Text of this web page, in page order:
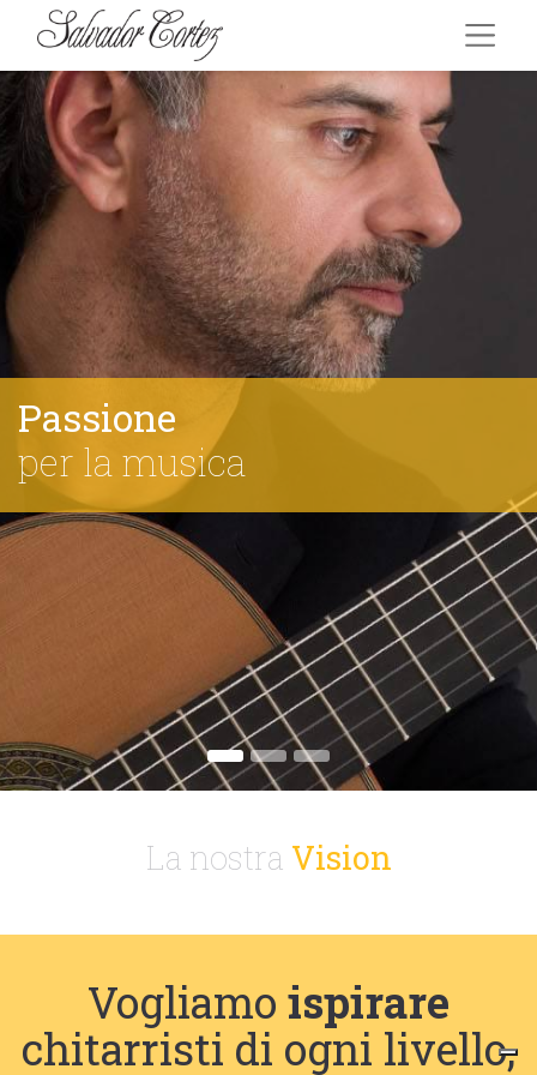
Passione
per la musica
La nostra Vision
Vogliamo ispirare
chitarristi di ogni livello,